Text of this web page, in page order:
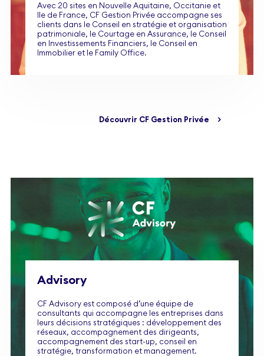
Avec 20 sites en Nouvelle Aquitaine, Occitanie et
Ile de France, CF Gestion Privée accompagne ses
clients dans le Conseil en stratégie et organisation
patrimoniale, le Courtage en Assurance, le Conseil
en Investissements Financiers, le Conseil en
Immobilier et le Family Office.
Découvrir CF Gestion Privée >
Advisory
CF Advisory est composé d’une équipe de
consultants qui accompagne les entreprises dans
leurs décisions stratégiques : développement des
réseaux, accompagnement des dirigeants,
accompagnement des start-up, conseil en
stratégie, transformation et management.